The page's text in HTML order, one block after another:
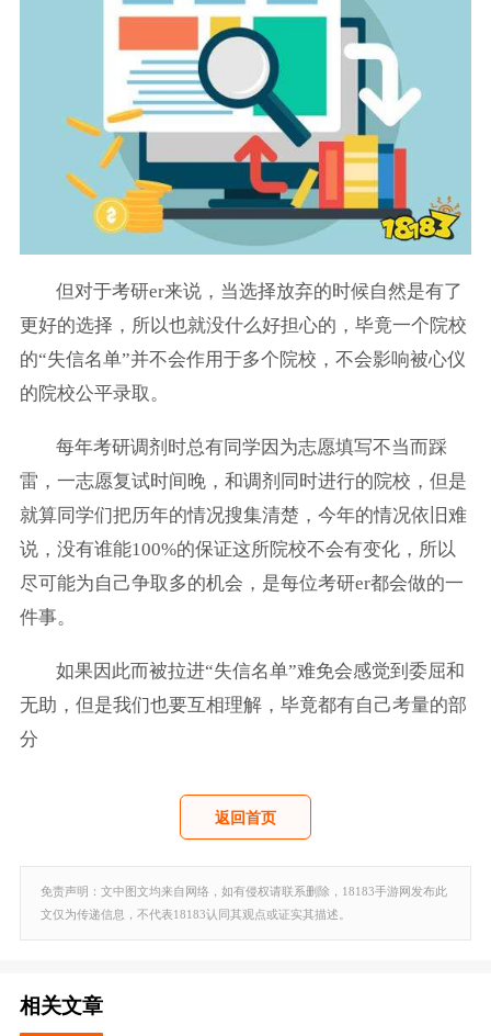
但对于考研er来说，当选择放弃的时候自然是有了
更好的选择，所以也就没什么好担心的，毕竟一个院校
的“失信名单”并不会作用于多个院校，不会影响被心仪
的院校公平录取。
每年考研调剂时总有同学因为志愿填写不当而踩
雷，一志愿复试时间晚，和调剂同时进行的院校，但是
就算同学们把历年的情况搜集清楚，今年的情况依旧难
说，没有谁能100%的保证这所院校不会有变化，所以
尽可能为自己争取多的机会，是每位考研er都会做的一
件事。
如果因此而被拉进“失信名单”难免会感觉到委屈和
无助，但是我们也要互相理解，毕竟都有自己考量的部
分
返回首页
免责声明：文中图文均来自网络，如有侵权请联系删除，18183手游网发布此
文仅为传递信息，不代表18183认同其观点或证实其描述。
相关文章